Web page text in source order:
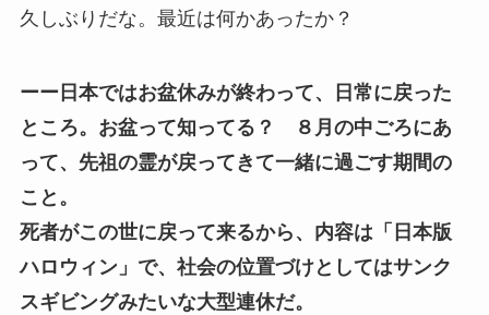
久しぶりだな。最近は何かあったか？
ーー日本ではお盆休みが終わって、日常に戻った
ところ。お盆って知ってる？ ８月の中ごろにあ
って、先祖の霊が戻ってきて一緒に過ごす期間の
こと。
死者がこの世に戻って来るから、内容は「日本版
ハロウィン」で、社会の位置づけとしてはサンク
スギビングみたいな大型連休だ。